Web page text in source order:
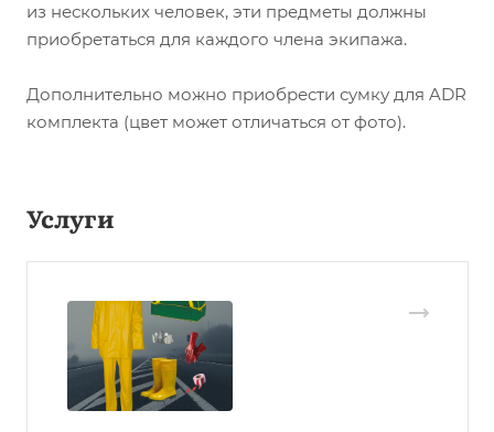
из нескольких человек, эти предметы должны
приобретаться для каждого члена экипажа.
Дополнительно можно приобрести сумку для ADR
комплекта (цвет может отличаться от фото).
Услуги